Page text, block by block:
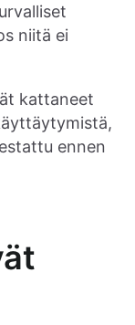
niitä ei
kattaneet
ennen